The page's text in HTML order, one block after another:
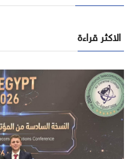
الاكثر قراءة